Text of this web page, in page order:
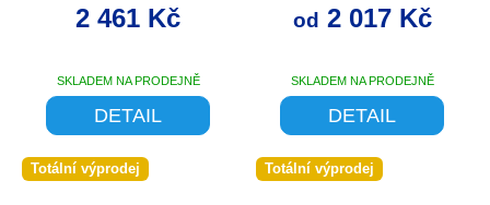
LIME ŽLUTÁ
METALICKÁ
SKLADEM NA PRODEJNĚ
2 461 Kč
DETAIL
KOLENA INDY
STEALTH
SKLADEM NA PRODEJNĚ
od 2 017 Kč
DETAIL
Totální výprodej Totální výprodej